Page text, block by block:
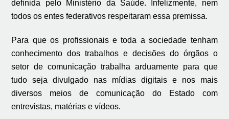
definida pelo Ministério da Saúde. Infelizmente, nem
todos os entes federativos respeitaram essa premissa.
Para que os profissionais e toda a sociedade tenham
conhecimento dos trabalhos e decisões do órgãos o
setor de comunicação trabalha arduamente para que
tudo seja divulgado nas mídias digitais e nos mais
diversos meios de comunicação do Estado com
entrevistas, matérias e vídeos.